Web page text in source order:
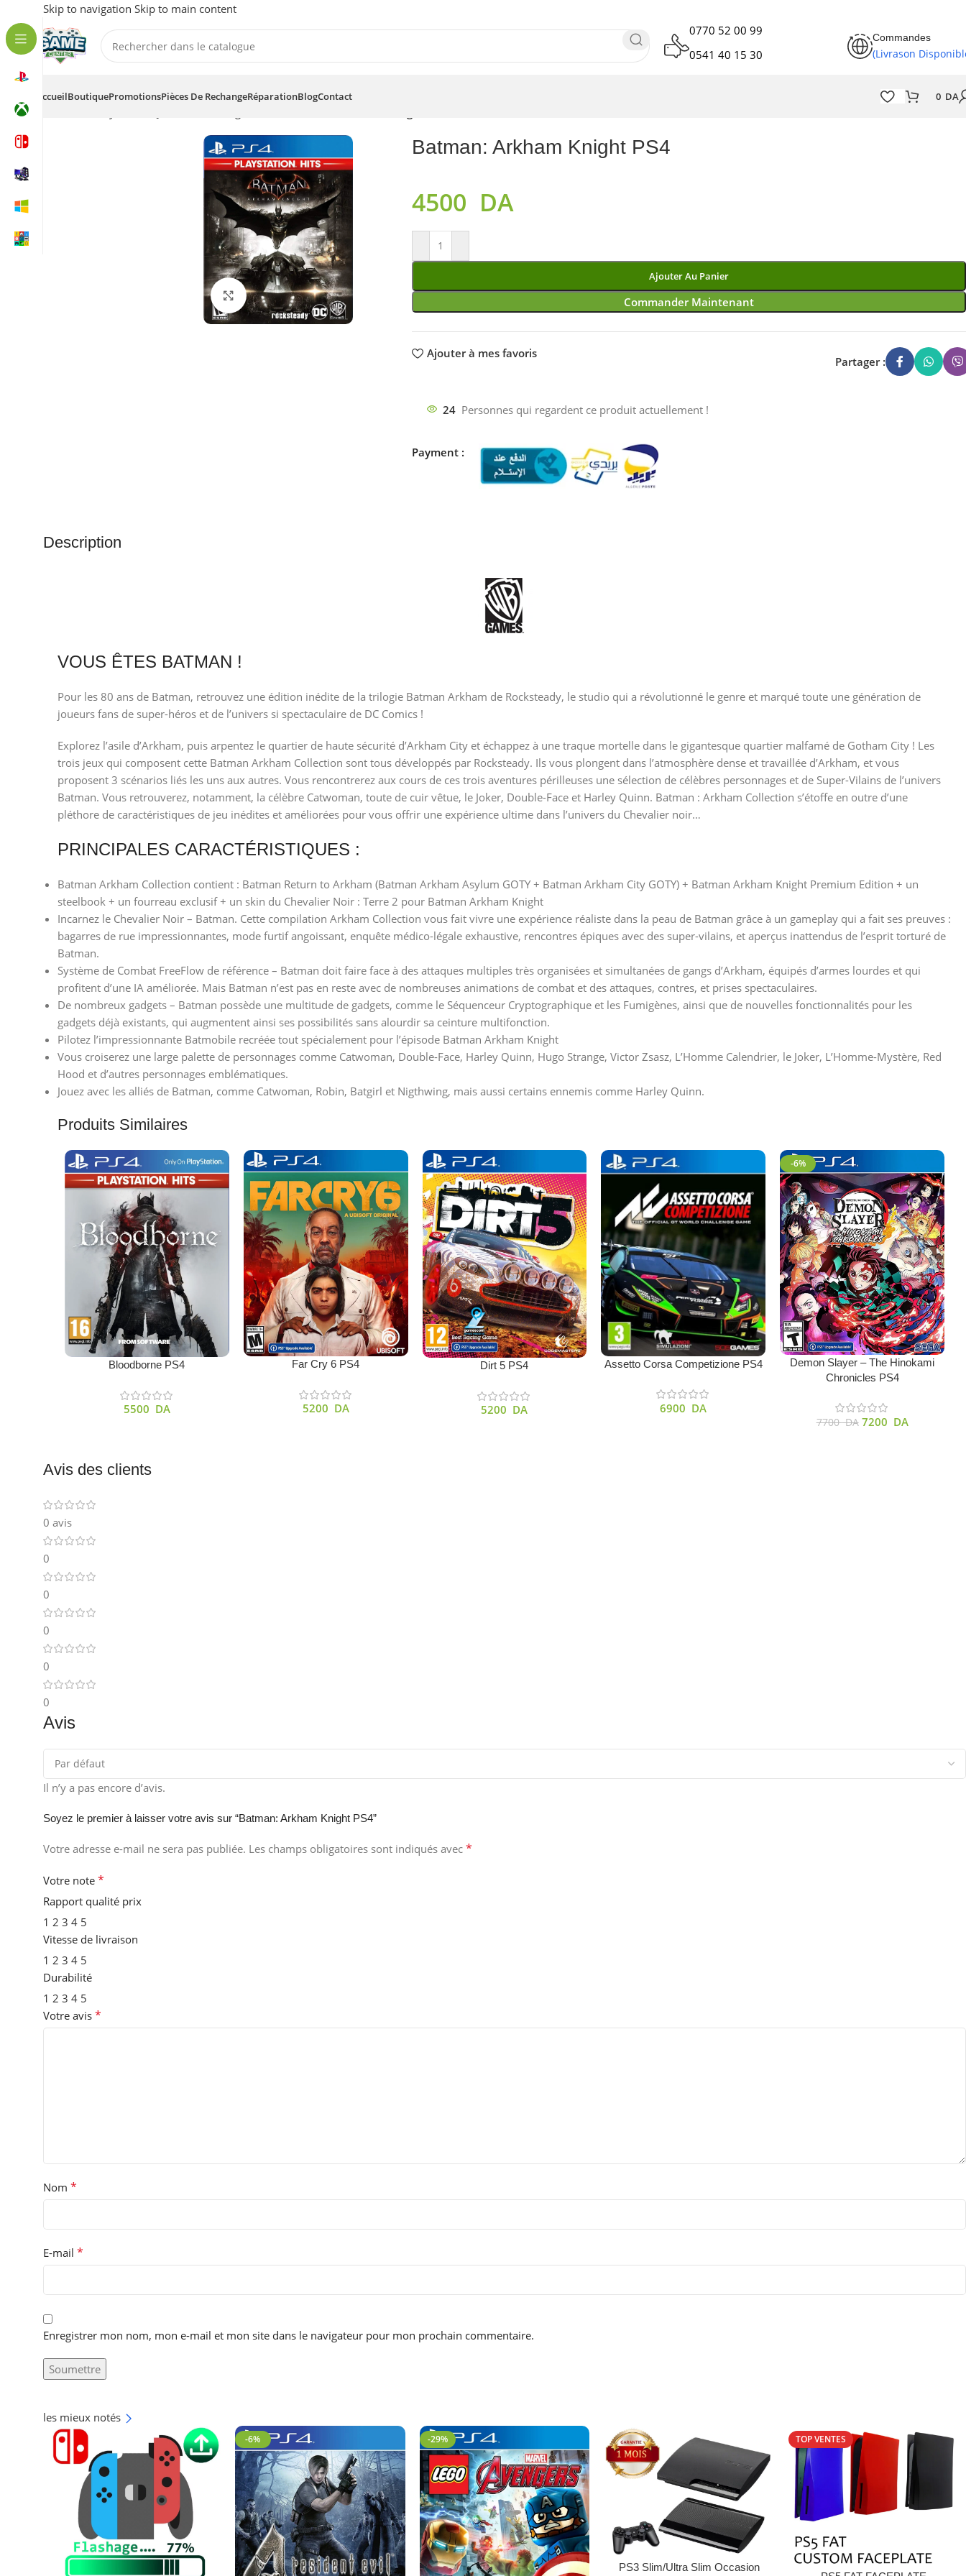
Skip to navigation Skip to main content
0770 52 00 99
0541 40 15 30
Commandes
(Livrason
AccueilBoutiquePromotionsPièces De RechangeRéparationBlogContact 0 DA
Agrandir
Batman: Arkham Knight PS4
4500 DA
Ajouter Au Panier
Commander Maintenant
Ajouter à mes favoris
Partager :
24 Personnes qui regardent ce produit actuellement !
Payment :
Description
VOUS ÊTES BATMAN !
Pour les 80 ans de Batman, retrouvez une édition inédite de la trilogie Batman Arkham de Rocksteady, le studio qui a révolutionné le genre et marqué toute une génération de
joueurs fans de super-héros et de l’univers si spectaculaire de DC Comics !
Explorez l’asile d’Arkham, puis arpentez le quartier de haute sécurité d’Arkham City et échappez à une traque mortelle dans le gigantesque quartier malfamé de Gotham City ! Les
trois jeux qui composent cette Batman Arkham Collection sont tous développés par Rocksteady. Ils vous plongent dans l’atmosphère dense et travaillée d’Arkham, et vous
proposent 3 scénarios liés les uns aux autres. Vous rencontrerez aux cours de ces trois aventures périlleuses une sélection de célèbres personnages et de Super-Vilains de l’univers
Batman. Vous retrouverez, notamment, la célèbre Catwoman, toute de cuir vêtue, le Joker, Double-Face et Harley Quinn. Batman : Arkham Collection s’étoffe en outre d’une
pléthore de caractéristiques de jeu inédites et améliorées pour vous offrir une expérience ultime dans l’univers du Chevalier noir…
PRINCIPALES CARACTÉRISTIQUES :
Batman Arkham Collection contient : Batman Return to Arkham (Batman Arkham Asylum GOTY + Batman Arkham City GOTY) + Batman Arkham Knight Premium Edition + un
steelbook + un fourreau exclusif + un skin du Chevalier Noir : Terre 2 pour Batman Arkham Knight
Incarnez le Chevalier Noir – Batman. Cette compilation Arkham Collection vous fait vivre une expérience réaliste dans la peau de Batman grâce à un gameplay qui a fait ses preuves :
bagarres de rue impressionnantes, mode furtif angoissant, enquête médico-légale exhaustive, rencontres épiques avec des super-vilains, et aperçus inattendus de l’esprit torturé de
Batman.
Système de Combat FreeFlow de référence – Batman doit faire face à des attaques multiples très organisées et simultanées de gangs d’Arkham, équipés d’armes lourdes et qui
profitent d’une IA améliorée. Mais Batman n’est pas en reste avec de nombreuses animations de combat et des attaques, contres, et prises spectaculaires.
De nombreux gadgets – Batman possède une multitude de gadgets, comme le Séquenceur Cryptographique et les Fumigènes, ainsi que de nouvelles fonctionnalités pour les
gadgets déjà existants, qui augmentent ainsi ses possibilités sans alourdir sa ceinture multifonction.
Pilotez l’impressionnante Batmobile recréée tout spécialement pour l’épisode Batman Arkham Knight
Vous croiserez une large palette de personnages comme Catwoman, Double-Face, Harley Quinn, Hugo Strange, Victor Zsasz, L’Homme Calendrier, le Joker, L’Homme-Mystère, Red
Hood et d’autres personnages emblématiques.
Jouez avec les alliés de Batman, comme Catwoman, Robin, Batgirl et Nigthwing, mais aussi certains ennemis comme Harley Quinn.
Produits Similaires
Ajouter Au PanierBloodborne PS4
5500 DA
Ajouter Au PanierFar Cry 6 PS4
5200 DA
Ajouter Au PanierDirt 5 PS4
5200 DA
Ajouter Au Panier
Assetto Corsa Competizione PS4
6900 DA
-6%
Ajouter Au Panier
Demon Slayer – The Hinokami
Chronicles PS4
7700DA 7200 DA
Avis des clients
0 avis
0
0
0
0
0
Avis
Il n’y a pas encore d’avis.
Soyez le premier à laisser votre avis sur “Batman: Arkham Knight PS4”
Votre adresse e-mail ne sera pas publiée. Les champs obligatoires sont indiqués avec *
Votre note *
Rapport qualité prix
1 2 3 4 5
Vitesse de livraison
1 2 3 4 5
Durabilité
1 2 3 4 5
Votre avis *
Nom *
E-mail *
Enregistrer mon nom, mon e-mail et mon site dans le navigateur pour mon prochain commentaire.
les mieux notés
-6% -29%
Choix Des Options
PS3 Slim/Ultra Slim Occasion
TOP VENTES